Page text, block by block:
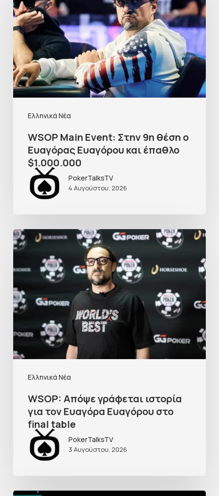
Ελληνικά Νέα
WSOP Main Event: Στην 9η θέση ο
Ευαγόρας Ευαγόρου και έπαθλο
$1.000.000
PokerTalksTV
4 Αυγούστου, 2026
Ελληνικά Νέα
WSOP: Απόψε γράφεται ιστορία
για τον Ευαγόρα Ευαγόρου στο
final table
PokerTalksTV
3 Αυγούστου, 2026